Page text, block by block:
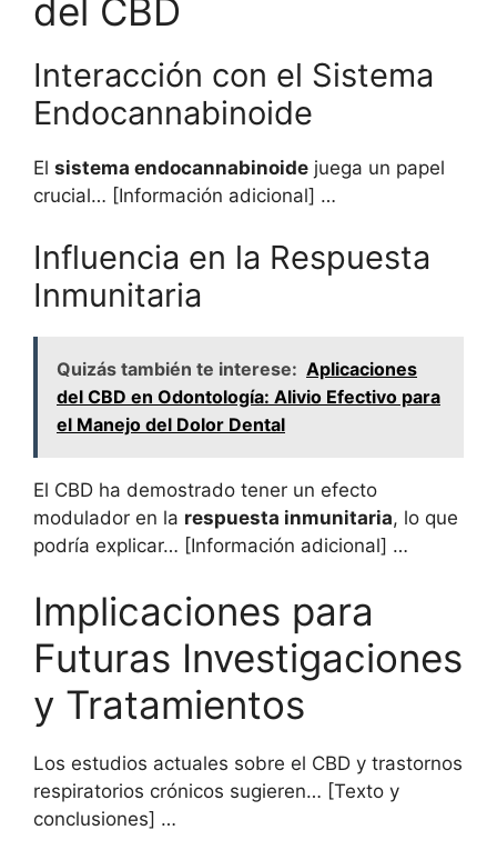
del CBD
Interacción con el Sistema
Endocannabinoide
El sistema endocannabinoide juega un papel
crucial… [Información adicional] …
Influencia en la Respuesta
Inmunitaria
Quizás también te interese: Aplicaciones
del CBD en Odontología: Alivio Efectivo para
el Manejo del Dolor Dental
El CBD ha demostrado tener un efecto
modulador en la respuesta inmunitaria, lo que
podría explicar… [Información adicional] …
Implicaciones para
Futuras Investigaciones
y Tratamientos
Los estudios actuales sobre el CBD y trastornos
respiratorios crónicos sugieren… [Texto y
conclusiones] …